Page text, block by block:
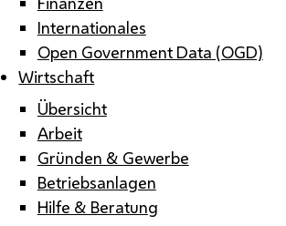
Internationales
Open Government Data (OGD)
Wirtschaft
Übersicht
Arbeit
Gründen & Gewerbe
Betriebsanlagen
Hilfe & Beratung